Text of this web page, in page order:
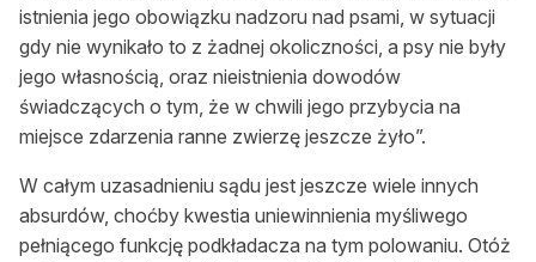
istnienia jego obowiązku nadzoru nad psami, w sytuacji
gdy nie wynikało to z żadnej okoliczności, a psy nie były
jego własnością, oraz nieistnienia dowodów
świadczących o tym, że w chwili jego przybycia na
miejsce zdarzenia ranne zwierzę jeszcze żyło”.
W całym uzasadnieniu sądu jest jeszcze wiele innych
absurdów, choćby kwestia uniewinnienia myśliwego
pełniącego funkcję podkładacza na tym polowaniu. Otóż